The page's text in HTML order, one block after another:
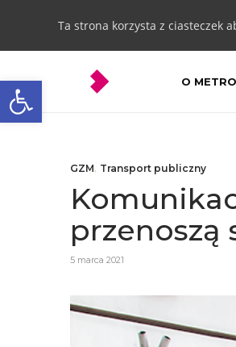
Otwórz pasek narzędzi
Ta strona korzysta z ciasteczek
O
GZM, Transport publiczny
przenoszą
5 marca 2021